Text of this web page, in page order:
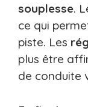
souplesse.
ce qui
piste. Les
plus être
de conduite